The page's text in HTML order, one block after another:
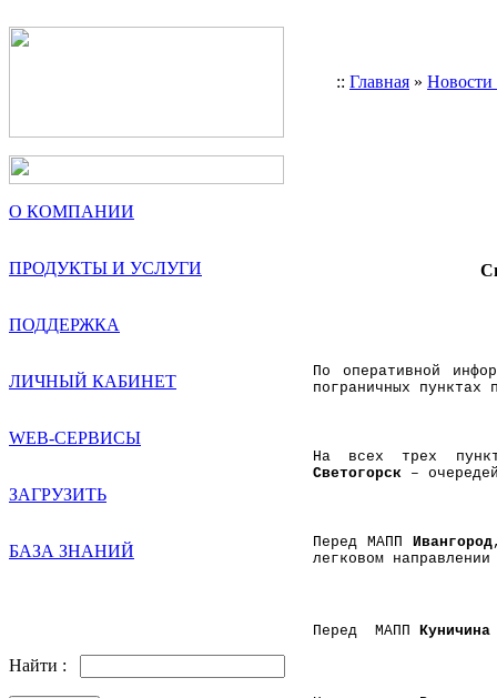
:: Главная »
О КОМПАНИИ
ПРОДУКТЫ И УСЛУГИ
ПОДДЕРЖКА
ЛИЧНЫЙ КАБИНЕТ
WEB-СЕРВИСЫ
ЗАГРУЗИТЬ
БАЗА ЗНАНИЙ
Найти :
По оперативной
пограничных пунктах
На всех трех
Светогорск –
Перед МАПП Ивангород
легковом
Перед МАПП Куничина